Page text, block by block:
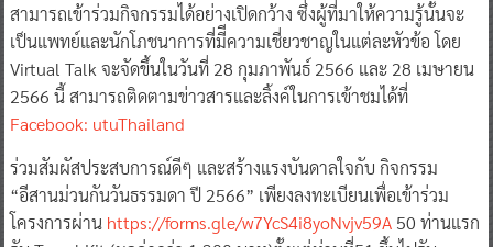
สามารถเข้าร่วมกิจกรรมได้อย่างเปิดกว้าง ซึ่งผู้ที่มาให้ความรู้นั้นจะ
เป็นแพทย์และนักโภชนาการที่มีีความเชี่ยวชาญในแต่ละหัวข้อ โดย
Virtual Talk จะจัดขึ้นในวันที่ 28 กุมภาพันธ์ 2566 และ 28 เมษายน
2566 นี้ สามารถติดตามข่าวสารและลิ้งค์ในการเข้าชมได้ที่
Facebook: utuThailand
ร่วมสัมผัสประสบการณ์ดีๆ และสร้างแรงบันดาลใจกับ กิจกรรม
“อีสานม่วนกันวันธรรมดา ปี 2566” เพียงลงทะเบียนเพื่อเข้าร่วม
โครงการผ่าน https://forms.gle/w7YcS4i8yoNvjv59A50 ท่านแรก